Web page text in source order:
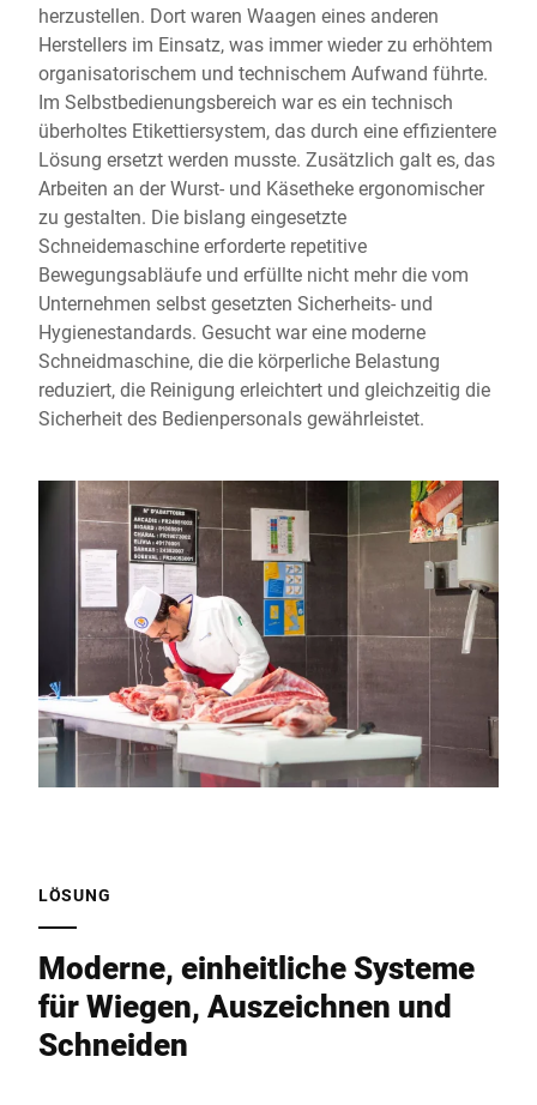
herzustellen. Dort waren Waagen eines anderen
Herstellers im Einsatz, was immer wieder zu erhöhtem
organisatorischem und technischem Aufwand führte.
Im Selbstbedienungsbereich war es ein technisch
überholtes Etikettiersystem, das durch eine effizientere
Lösung ersetzt werden musste. Zusätzlich galt es, das
Arbeiten an der Wurst- und Käsetheke ergonomischer
zu gestalten. Die bislang eingesetzte
Schneidemaschine erforderte repetitive
Bewegungsabläufe und erfüllte nicht mehr die vom
Unternehmen selbst gesetzten Sicherheits- und
Hygienestandards. Gesucht war eine moderne
Schneidmaschine, die die körperliche Belastung
reduziert, die Reinigung erleichtert und gleichzeitig die
Sicherheit des Bedienpersonals gewährleistet.
LÖSUNG
Moderne, einheitliche Systeme
für Wiegen, Auszeichnen und
Schneiden